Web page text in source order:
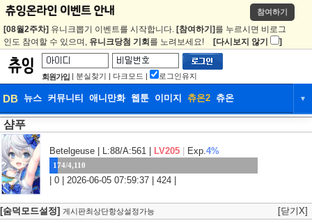
참여하기
[08월2주차] 유니크뽑기 이벤트를 시작합니다. [참여하기] 를 누르시면 비로그
인도 참여할 수 있으며, 유니크당첨 기회 를 노려보세요! [다시보지 않기 ]
회원가입 | 분실찾기 | 다크모드 | 로그인유지
DB 뉴스 커뮤니티 애니만화 웹툰 이미지 츄온2 츄온 ▼
웹툰 이미지 츄온2
샴푸
Betelgeuse | L:88/A:561 | LV205 Exp.4%
174/4,110
| 0 | 2026-06-05 07:59:37 | 424 |
[숨덕모드설정] 게시판최상단항상설정가능 [닫기X]